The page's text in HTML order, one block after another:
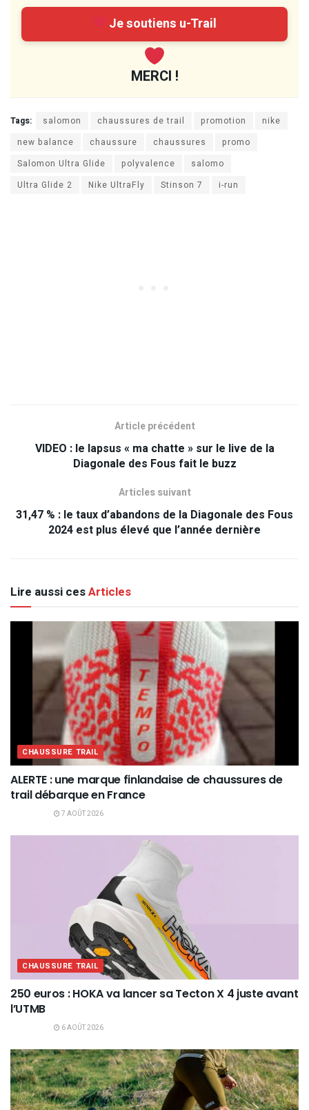
Je soutiens u-Trail
MERCI !
Tags: salomon chaussures de trail promotion
nike
new balance
chaussure chaussures
promo
Salomon Ultra Glide
polyvalence
salomo
Ultra Glide 2
Nike UltraFly Stinson 7 i-run
Article précédent
VIDEO : le lapsus « ma chatte » sur le live de la
Diagonale des Fous fait le buzz
Articles suivant
31,47 % : le taux d’abandons de la Diagonale des Fous
2024 est plus élevé que l’année dernière
Lire aussi cesArticles
CHAUSSURE TRAIL
ALERTE : une marque finlandaise de chaussures de
trail débarque en France
7 AOÛT 2026
CHAUSSURE TRAIL
250 euros : HOKA va lancer sa Tecton X 4 juste avant
l’UTMB
6 AOÛT 2026